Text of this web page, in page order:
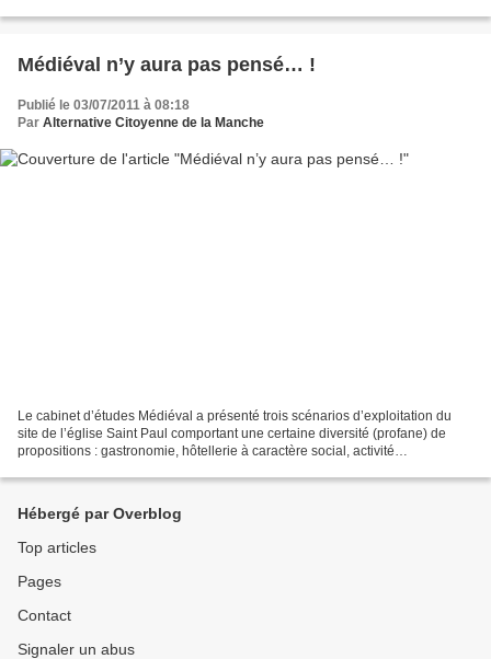
Médiéval n’y aura pas pensé… !
Publié le 03/07/2011 à 08:18
Par Alternative Citoyenne de la Manche
Le cabinet d’études Médiéval a présenté trois scénarios d’exploitation du
site de l’église Saint Paul comportant une certaine diversité (profane) de
propositions : gastronomie, hôtellerie à caractère social, activité
Hébergé par Overblog
Top articles
Pages
Contact
Signaler un abus